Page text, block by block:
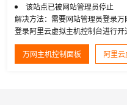
该站点已被网站管理员停止
解决方法：需要网站管理员登录
登录阿里云虚拟主机控制台进行开
万网主机控制面板 阿里